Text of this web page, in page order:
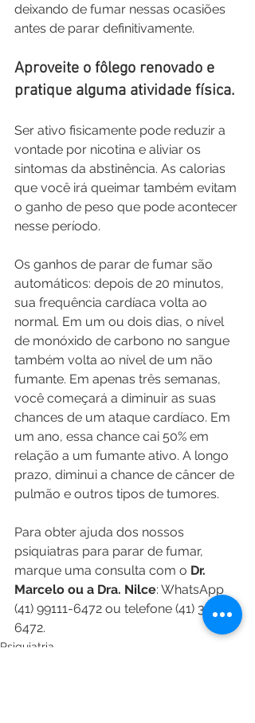
deixando de fumar nessas ocasiões
antes de parar definitivamente.
Aproveite o fôlego renovado e
pratique alguma atividade física.
Ser ativo fisicamente pode reduzir a
vontade por nicotina e aliviar os
sintomas da abstinência. As calorias
que você irá queimar também evitam
o ganho de peso que pode acontecer
nesse período.
Os ganhos de parar de fumar são
automáticos: depois de 20 minutos,
sua frequência cardíaca volta ao
normal. Em um ou dois dias, o nível
de monóxido de carbono no sangue
também volta ao nível de um não
fumante. Em apenas três semanas,
você começará a diminuir as suas
chances de um ataque cardíaco. Em
um ano, essa chance cai 50% em
relação a um fumante ativo. A longo
prazo, diminui a chance de câncer de
pulmão e outros tipos de tumores.
Para obter ajuda dos nossos
psiquiatras para parar de fumar,
marque uma consulta com o Dr.
Marcelo ou a Dra. Nilce: WhatsApp
(41) 99111-6472 ou telefone (41) 3022-
6472.
Psiquiatria